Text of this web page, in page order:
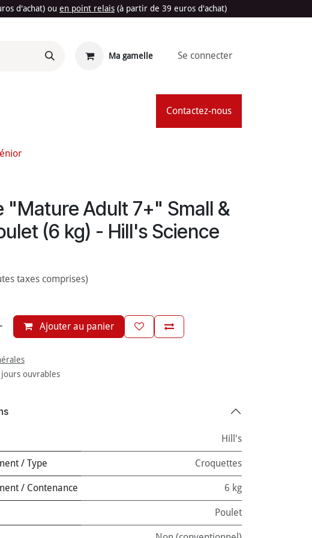
d'achat) ou en point relais (à partir de 39 euros d'achat)
Ma gamelle Se connecter
Contactez-nous
"Mature Adult 7+" Small &
(6 kg) - Hill's Science
taxes comprises)
Ajouter au panier
ouvrables
Hill's
/ Type Croquettes
/ Contenance 6 kg
Poulet